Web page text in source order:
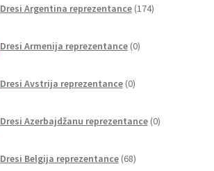
Dresi Argentina reprezentance 174izdelkov
Dresi Armenija reprezentance 0izdelkov
Dresi Avstrija reprezentance 0izdelkov
Dresi Azerbajdžanu reprezentance 0izdelkov
Dresi Belgija reprezentance 68izdelkov